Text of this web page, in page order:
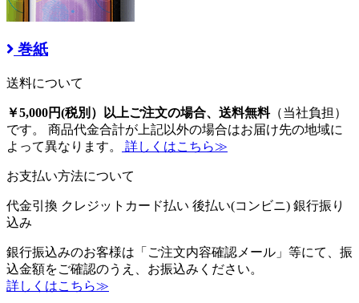
巻紙
送料について
￥5,000円(税別）以上ご注文の場合、送料無料（当社負担）
です。 商品代金合計が上記以外の場合はお届け先の地域に
よって異なります。
詳しくはこちら≫
お支払い方法について
代金引換 クレジットカード払い 後払い(コンビニ) 銀行振り
込み
銀行振込みのお客様は「ご注文内容確認メール」等にて、振
込金額をご確認のうえ、お振込みください。
詳しくはこちら≫